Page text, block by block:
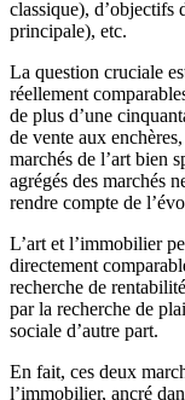
classique), d’objectifs
principale), etc.
La question cruciale
réellement
de plus d’une
de vente aux
marchés de l’art bien
agrégés des marchés
rendre compte de
L’art et l’immobilier
directement
recherche de
par la recherche de
sociale d’autre part.
En fait, ces deux
l’immobilier, ancré